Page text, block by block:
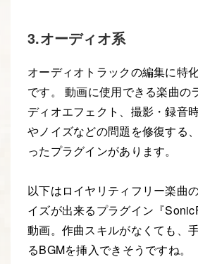
3.オーディオ系
オーディオトラックの編集に特
です。 動画に使用できる楽曲の
ディオエフェクト、撮影・録音
やノイズなどの問題を修復する
ったプラグインがあります。
以下はロイヤリティフリー楽曲
イズが出来るプラグイン『
動画。作曲スキルがなくても、
るBGMを挿入できそうですね。